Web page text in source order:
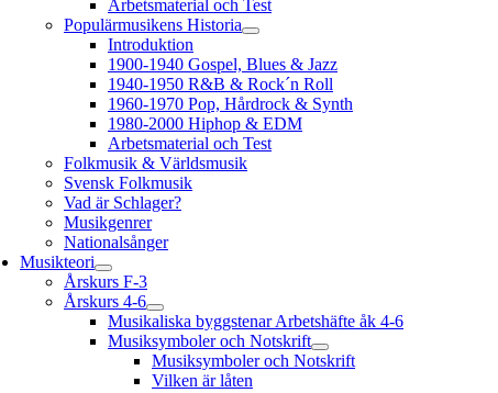
Arbetsmaterial och Test
Populärmusikens Historia
Introduktion
1900-1940 Gospel, Blues & Jazz
1940-1950 R&B & Rock´n Roll
1960-1970 Pop, Hårdrock & Synth
1980-2000 Hiphop & EDM
Arbetsmaterial och Test
Folkmusik & Världsmusik
Svensk Folkmusik
Vad är Schlager?
Musikgenrer
Nationalsånger
Musikteori
Årskurs F-3
Årskurs 4-6
Musikaliska byggstenar Arbetshäfte åk 4-6
Musiksymboler och Notskrift
Musiksymboler och Notskrift
Vilken är låten